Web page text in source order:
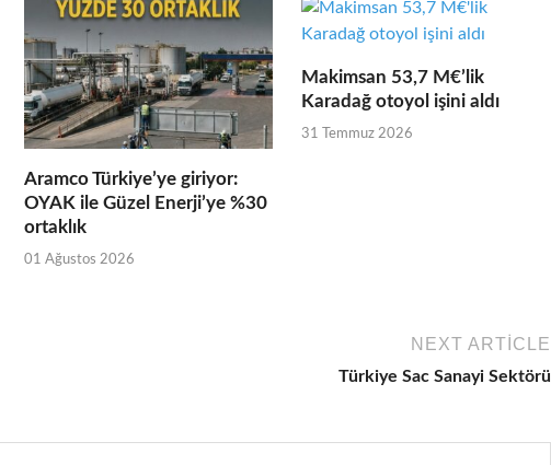
Aramco Türkiye’ye giriyor:
OYAK ile Güzel Enerji’ye %30
ortaklık
01 Ağustos 2026
Makimsan 53,7 M€’lik
Karadağ otoyol işini aldı
31 Temmuz 2026
NEXT ARTICLE
Türkiye Sac Sanayi Sektörü